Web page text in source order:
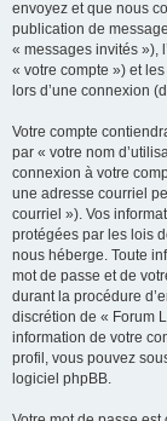
envoyez et que nous
publication de
« messages invités »),
« votre compte ») et
lors d’une connexion
Votre compte
par « votre nom
connexion à votre
une adresse courriel
courriel »). Vos
protégées par les lois
nous héberge. Toute
mot de passe et de
durant la procédure
discrétion de « Forum
information de votre
profil, vous pouvez
logiciel phpBB.